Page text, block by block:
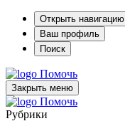
Открыть навигацию
Ваш профиль
Поиск
Помочь
Закрыть меню
Помочь
Рубрики